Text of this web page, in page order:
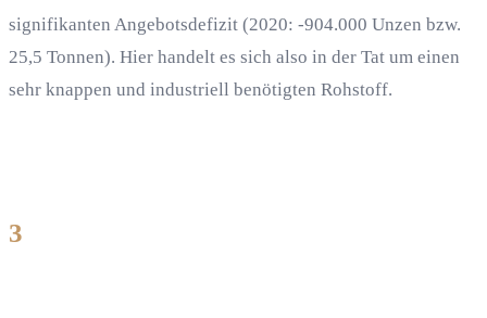
signifikanten Angebotsdefizit (2020: -904.000 Unzen bzw.
25,5 Tonnen). Hier handelt es sich also in der Tat um einen
sehr knappen und industriell benötigten Rohstoff.
3